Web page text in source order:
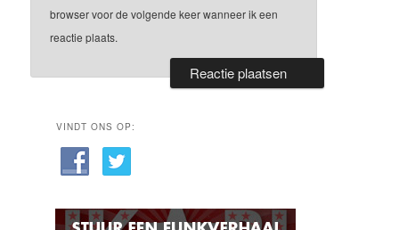
browser voor de volgende keer wanneer ik een
reactie plaats.
VINDT ONS OP: